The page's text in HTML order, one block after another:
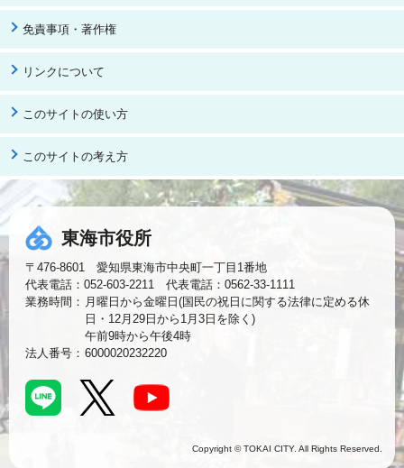
免責事項・著作権
リンクについて
このサイトの使い方
このサイトの考え方
東海市役所
〒476-8601 愛知県東海市中央町一丁目1番地
代表電話：052-603-2211 代表電話：0562-33-1111
業務時間： 月曜日から金曜日(国民の祝日に関する法律に定める休
日・12月29日から1月3日を除く)
午前9時から午後4時
法人番号： 6000020232220
Copyright © TOKAI CITY. All Rights Reserved.